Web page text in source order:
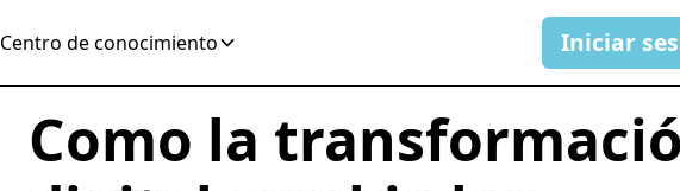
Centro de conocimiento Iniciar
Como la